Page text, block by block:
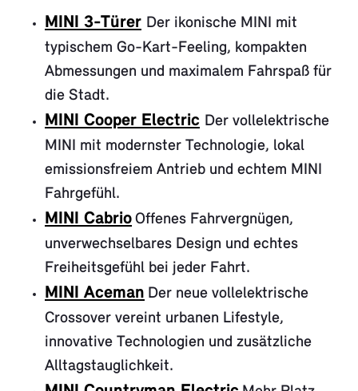
MINI 3-Türer Der ikonische MINI mit
typischem Go-Kart-Feeling, kompakten
Abmessungen und maximalem Fahrspaß für
die Stadt.
MINI Cooper Electric Der vollelektrische
MINI mit modernster Technologie, lokal
emissionsfreiem Antrieb und echtem MINI
Fahrgefühl.
MINI Cabrio Offenes Fahrvergnügen,
unverwechselbares Design und echtes
Freiheitsgefühl bei jeder Fahrt.
MINI Aceman Der neue vollelektrische
Crossover vereint urbanen Lifestyle,
innovative Technologien und zusätzliche
Alltagstauglichkeit.